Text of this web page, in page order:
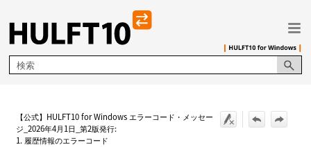
メイン コンテンツにスキップ
【公式】HULFT10 for Windows エラーコード・メッセー
ジ_2026年4月1日_第2版発行:
1. 履歴情報のエラーコード